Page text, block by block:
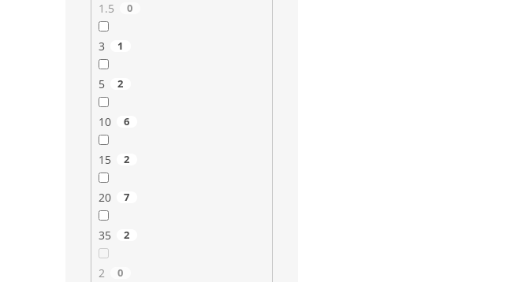
1.5 0
3 1
5 2
10 6
15 2
20 7
35 2
2 0